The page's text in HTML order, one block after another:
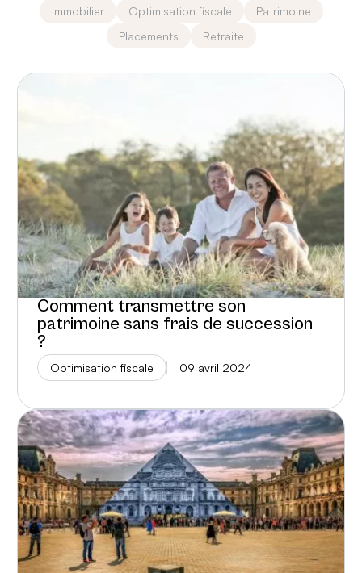
Immobilier
Optimisation fiscale
Patrimoine
Placements
Retraite
Comment transmettre son
patrimoine sans frais de succession
?
Optimisation fiscale 09 avril 2024